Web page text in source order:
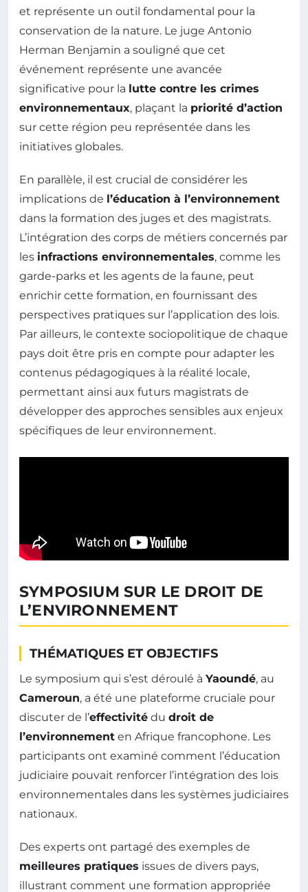
et représente un outil fondamental pour la
conservation de la nature. Le juge Antonio
Herman Benjamin a souligné que cet
événement représente une avancée
significative pour la lutte contre les crimes
environnementaux, plaçant la priorité d’action
sur cette région peu représentée dans les
initiatives globales.
En parallèle, il est crucial de considérer les
implications de l’éducation à l’environnement
dans la formation des juges et des magistrats.
L’intégration des corps de métiers concernés par
les infractions environnementales, comme les
garde-parks et les agents de la faune, peut
enrichir cette formation, en fournissant des
perspectives pratiques sur l’application des lois.
Par ailleurs, le contexte sociopolitique de chaque
pays doit être pris en compte pour adapter les
contenus pédagogiques à la réalité locale,
permettant ainsi aux futurs magistrats de
développer des approches sensibles aux enjeux
spécifiques de leur environnement.
SYMPOSIUM SUR LE DROIT DE
L’ENVIRONNEMENT
THÉMATIQUES ET OBJECTIFS
Le symposium qui s’est déroulé à Yaoundé, au
Cameroun, a été une plateforme cruciale pour
discuter de l’effectivité du droit de
l’environnement en Afrique francophone. Les
participants ont examiné comment l’éducation
judiciaire pouvait renforcer l’intégration des lois
environnementales dans les systèmes judiciaires
nationaux.
Des experts ont partagé des exemples de
meilleures pratiques issues de divers pays,
illustrant comment une formation appropriée